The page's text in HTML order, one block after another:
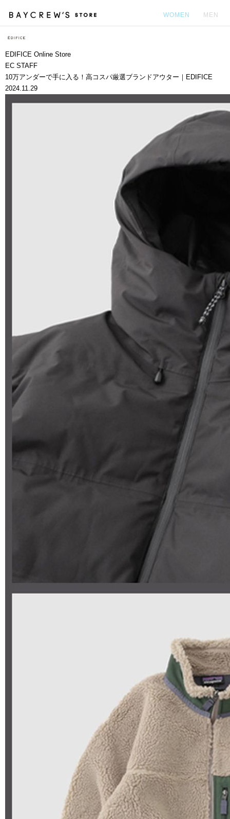
WOMEN MEN
EDIFICE Online Store
EC STAFF
10万アンダーで手に入る！高コスパ厳選ブランドアウター｜EDIFICE
2024.11.29